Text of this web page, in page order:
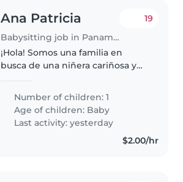
Ana Patricia
Babysitting job in Panama City
19
¡Hola! Somos una familia en
busca de una niñera cariñosa y
nuestro bebé creativo y
amigable. Nos encantaría que te
sientas cómoda con mascotas,
cocinando,..
Number of children: 1
Age of children: Baby
Last activity: yesterday
$2.00/hr